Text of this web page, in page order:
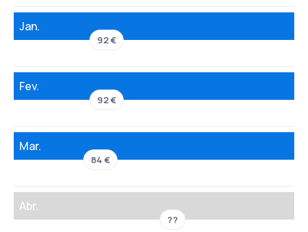
Jan.
92 €
Fev.
92 €
Mar.
84 €
Abr.
??